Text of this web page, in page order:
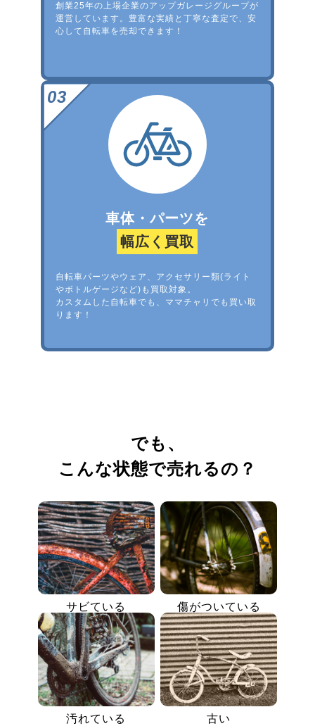
創業25年の上場企業のアップガレージグループが
運営しています。豊富な実績と丁寧な査定で、安
心して自転車を売却できます！
車体・パーツを
幅広く買取
自転車パーツやウェア、アクセサリー類(ライト
やボトルゲージなど)も買取対象。
カスタムした自転車でも、ママチャリでも買い取
ります！
でも、
こんな状態で売れるの？
サビている 傷がついている
汚れている 古い